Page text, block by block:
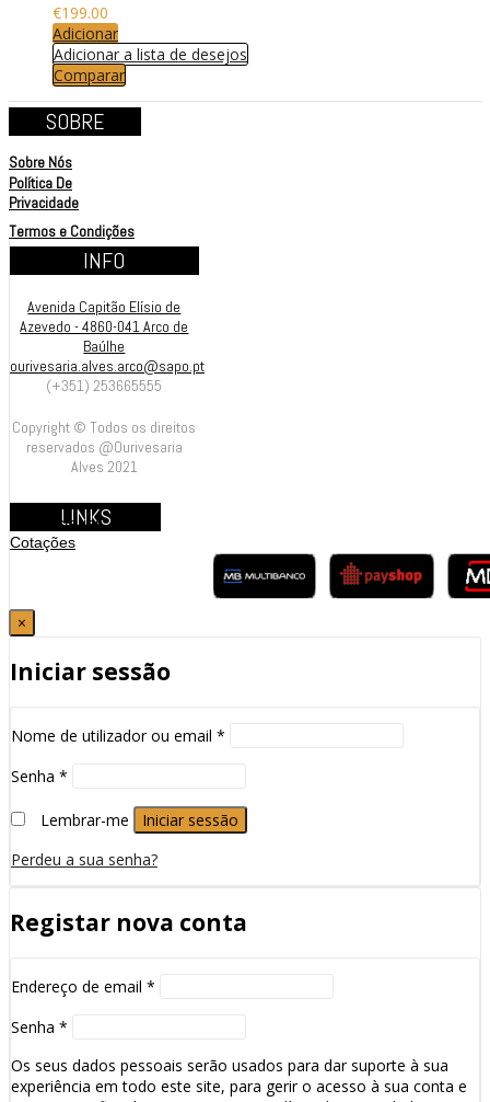
€199.00
Adicionar
Adicionar a lista de desejos
Comparar
SOBRE
Sobre Nós
Política De
Privacidade
Termos e Condições
INFO
Avenida Capitão Elísio de
Azevedo - 4860-041 Arco de
Baúlhe
ourivesaria.alves.arco@sapo.pt
(+351) 253665555
Copyright © Todos os direitos
reservados @Ourivesaria
Alves 2021
LINKS
Contrastarias
Cotações
×
Iniciar sessão
Nome de utilizador ou email *
Senha *
Lembrar-me
Iniciar sessão
Perdeu a sua senha?
Registar nova conta
Endereço de email *
Senha *
Os seus dados pessoais serão usados para dar suporte à sua
experiência em todo este site, para gerir o acesso à sua conta e